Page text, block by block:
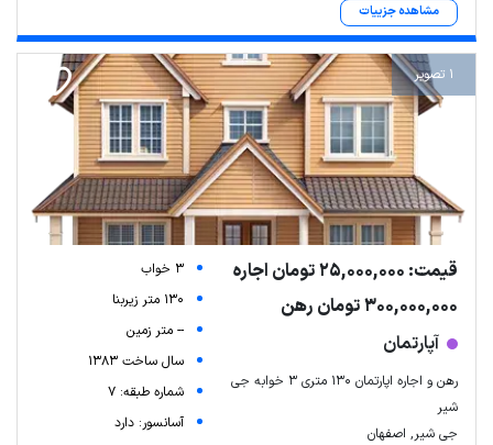
مشاهده جزییات
1 تصویر
قیمت: 25,000,000 تومان اجاره
300,000,000 تومان رهن
آپارتمان
رهن و اجاره اپارتمان ۱۳۰ متری ۳ خوابه جی
شیر
جی شیر, اصفهان
3 خواب
130 متر زیربنا
-- متر زمین
سال ساخت 1383
شماره طبقه: 7
آسانسور: دارد